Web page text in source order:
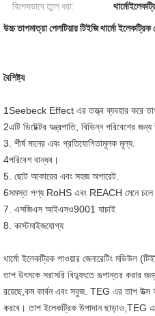
বিশেষভাবে তুলে ধরা:
উচ্চ তাপমাত্রা পেলটিয়ার টিইজি থার্মো
বৈশিষ্ট্য
1Seebeck Effect এর তত্ত্ব ব্যবহার করে
2এটি ডিটেক্টর যন্ত্রপাতি, বিভিন্ন পরিবেশের
3. শীর্ষ মানের এবং প্রতিযোগিতামূলক মূল্য.
4পরিবেশ বান্ধব।
5. ছোট আকারের এবং সহজ অপারেট.
6সমস্ত পণ্য RoHS এবং REACH মেনে
7. এসজিএস আইএসও9001 যাচাই
8. কাস্টমাইজযোগ্য
থার্মো ইলেকট্রিক পাওয়ার জেনারেটিং মডিউল
তাপ উৎসকে সরাসরি বিদ্যুৎতে রূপান্তর করার
রয়েছে,কম কার্বন এবং সবুজ. TEG এর তাপ উত্স
করবে। তাপ ইলেকট্রিক উপাদান ছাড়াও,TEG এর